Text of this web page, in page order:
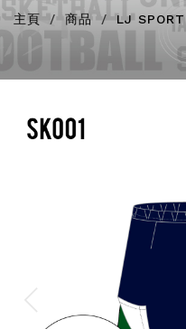
龍舟 hot
羽毛球 / 網球
保齡球
瑜伽
衛衣
下身
索繩袋
常用字體
不同的服裝印刷方式及特點
尺寸表
主頁 商品 LJ SPORT